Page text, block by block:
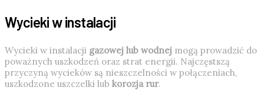
Wycieki w instalacji
Wycieki w instalacji gazowej lub wodnej mogą prowadzić do
poważnych uszkodzeń oraz strat energii. Najczęstszą
przyczyną wycieków są nieszczelności w połączeniach,
uszkodzone uszczelki lub korozja rur.